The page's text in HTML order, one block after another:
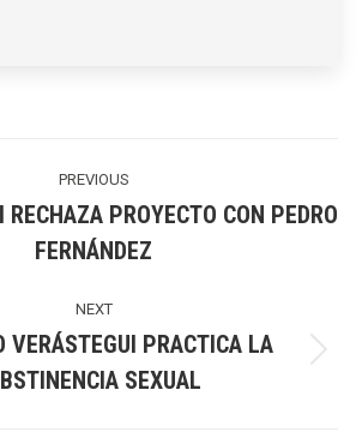
PREVIOUS
Previous
post:
PROYECTO CON PEDRO
FERNÁNDEZ
NEXT
post:
VERÁSTEGUI PRACTICA LA
SEXUAL